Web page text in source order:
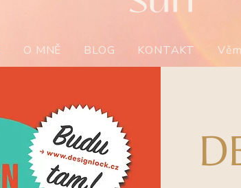
O MNĚ BLOG KONTAKT